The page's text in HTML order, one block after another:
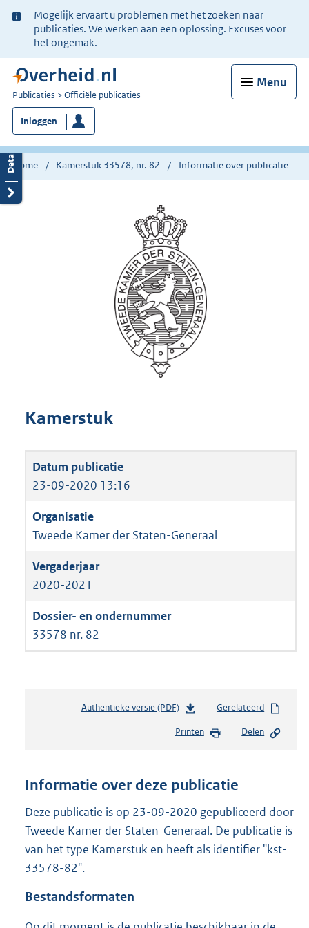
Ter
informatie:
Mogelijk ervaart u problemen met het zoeken naar
publicaties. We werken aan een oplossing. Excuses voor
het ongemak.
Menu
U
bent
nu
hier:
Publicaties Officiële publicaties
Inloggen
Home Kamerstuk 33578, nr. 82 Informatie over publicatie
Kamerstuk
23-09-2020 13:16
Tweede Kamer der Staten-Generaal
2020-2021
33578 nr. 82
Authentieke versie (PDF)b
s
n
s
r
o
:
Gerelateerd
Printen Delen
Informatie over deze publicatie
Deze publicatie is op 23-09-2020 gepubliceerd door
Tweede Kamer der Staten-Generaal. De publicatie is
van het type Kamerstuk en heeft als identifier "kst-
33578-82".
Bestandsformaten